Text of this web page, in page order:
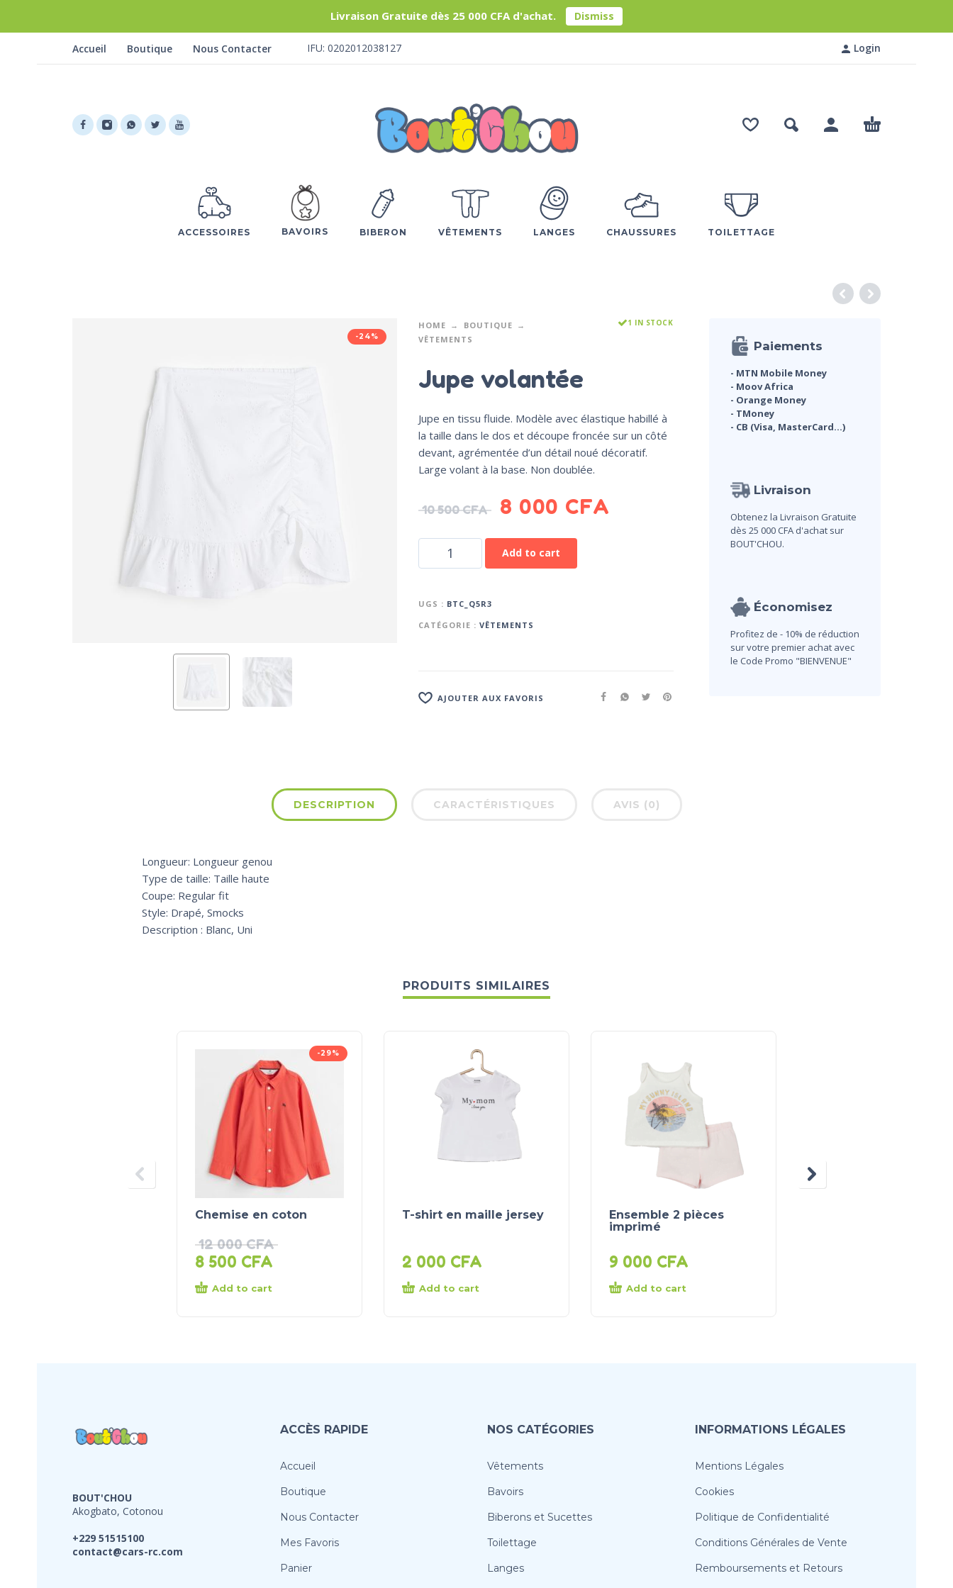
Livraison Gratuite dès 25 000 CFA d'achat. Dismiss
Accueil Boutique Nous Contacter IFU: 0202012038127 Login
ACCESSOIRES BAVOIRS BIBERON VÊTEMENTS LANGES CHAUSSURES TOILETTAGE
-24%
HOME
BOUTIQUE
VÊTEMENTS
1 IN STOCK
Jupe volantée
Jupe en tissu fluide. Modèle avec élastique habillé à
la taille dans le dos et découpe froncée sur un côté
devant, agrémentée d’un détail noué décoratif.
Large volant à la base. Non doublée.
10 500CFA 8 000 CFA
Add to cart
UGS : BTC_Q5R3
CATÉGORIE : VÊTEMENTS
AJOUTER AUX FAVORIS
Paiements
- MTN Mobile Money
- Moov Africa
- Orange Money
- TMoney
- CB (Visa, MasterCard...)
Livraison
Obtenez la Livraison Gratuite
dès 25 000 CFA d'achat sur
BOUT'CHOU.
Économisez
Profitez de - 10% de réduction
sur votre premier achat avec
le Code Promo "BIENVENUE"
DESCRIPTION CARACTÉRISTIQUES AVIS (0)
Longueur: Longueur genou
Type de taille: Taille haute
Coupe: Regular fit
Style: Drapé, Smocks
Description : Blanc, Uni
PRODUITS SIMILAIRES
-29%
Chemise en coton
12 000CFA
8 500 CFA
Add to cart
T-shirt en maille jersey
2 000 CFA
Add to cart
Ensemble 2 pièces
imprimé
9 000 CFA
Add to cart
BOUT'CHOU
Akogbato, Cotonou
+229 51515100
contact@cars-rc.com
ACCÈS RAPIDE
Accueil
Boutique
Nous Contacter
Mes Favoris
Panier
NOS CATÉGORIES
Vêtements
Bavoirs
Biberons et Sucettes
Toilettage
Langes
INFORMATIONS LÉGALES
Mentions Légales
Cookies
Politique de Confidentialité
Conditions Générales de Vente
Remboursements et Retours